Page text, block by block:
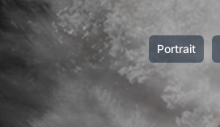
Portrait